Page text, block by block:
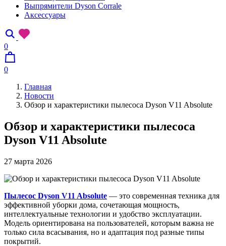
Выпрямители Dyson Corrale
Аксессуары
0
0
Главная
Новости
Обзор и характеристики пылесоса Dyson V11 Absolute
Обзор и характеристики пылесоса
Dyson V11 Absolute
27 марта 2026
Пылесос Dyson V11 Absolute — это современная техника для
эффективной уборки дома, сочетающая мощность,
интеллектуальные технологии и удобство эксплуатации.
Модель ориентирована на пользователей, которым важна не
только сила всасывания, но и адаптация под разные типы
покрытий.